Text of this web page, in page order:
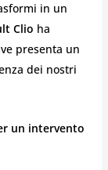
in un
Clio ha
presenta un
dei nostri
un intervento